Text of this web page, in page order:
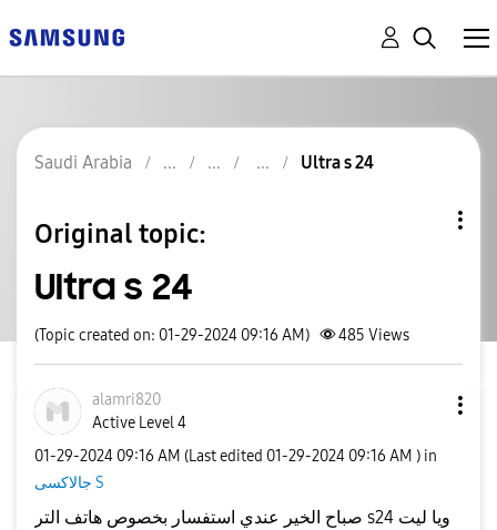
Saudi Arabia Ultra s 24
Original topic:
Ultra s 24
(Topic created on: 01-29-2024 09:16 AM) 485 Views
alamri820
Active Level 4
‎01-29-2024 09:16 AM (Last edited ‎01-29-2024 09:16 AM ) in
جالاكسى S
صباح الخير عندي استفسار بخصوص هاتف التر s24 ويا ليت